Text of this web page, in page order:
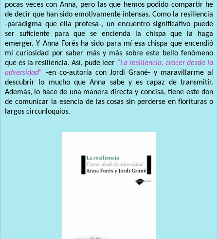
pocas veces con Anna, pero las que hemos podido compartir he
de decir que han sido emotivamente intensas. Como la resiliencia
-paradigma que ella profesa-, un encuentro significativo puede
ser suficiente para que se encienda la chispa que la haga
emerger. Y Anna Forés ha sido para mí esa chispa que encendió
mi curiosidad por saber más y más sobre este bello fenómeno
que es la resiliencia. Así, pude leer “La resiliencia, crecer desde la
adversidad” -en co-autoría con Jordi Grané- y maravillarme al
descubrir lo mucho que Anna sabe y es capaz de transmitir.
Además, lo hace de una manera directa y concisa, tiene este don
de comunicar la esencia de las cosas sin perderse en florituras o
largos circunloquios.